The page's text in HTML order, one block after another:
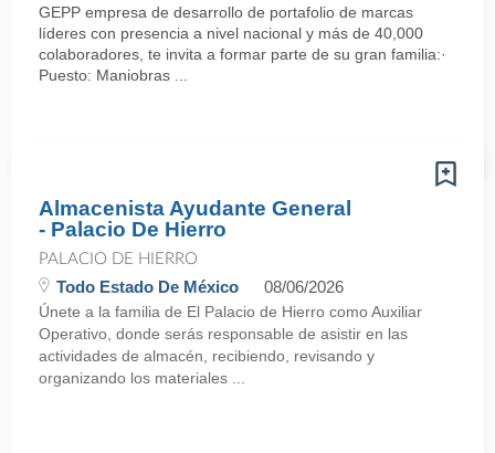
GEPP empresa de desarrollo de portafolio de marcas
líderes con presencia a nivel nacional y más de 40,000
colaboradores, te invita a formar parte de su gran familia:·
Puesto: Maniobras ...
Almacenista Ayudante General
- Palacio De Hierro
PALACIO DE HIERRO
Todo Estado De México 08/06/2026
Únete a la familia de El Palacio de Hierro como Auxiliar
Operativo, donde serás responsable de asistir en las
actividades de almacén, recibiendo, revisando y
organizando los materiales ...